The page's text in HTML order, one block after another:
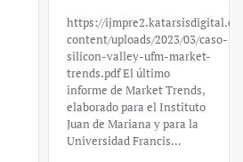
https://
content/uploads/2023/03/caso-
silicon-valley-ufm-market-
trends.pdf El último
informe de Market Trends,
elaborado para el Instituto
Juan de Mariana y para la
Universidad Francis…